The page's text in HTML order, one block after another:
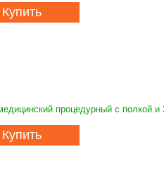
Купить
процедурный с полкой
Купить